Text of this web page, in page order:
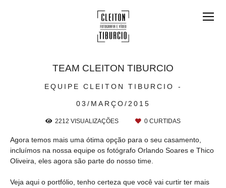
EQUIPE CLEITON TIBURCIO
03/MARÇO/2015
TEAM CLEITON TIBURCIO
2212 VISUALIZAÇÕES 0 CURTIDAS
Agora temos mais uma ótima opção para o seu casamento,
incluímos na nossa equipe os fotógrafo Orlando Soares e Thico
Oliveira, eles agora são parte do nosso time.
Veja aqui o portfólio, tenho certeza que você vai curtir ter mais